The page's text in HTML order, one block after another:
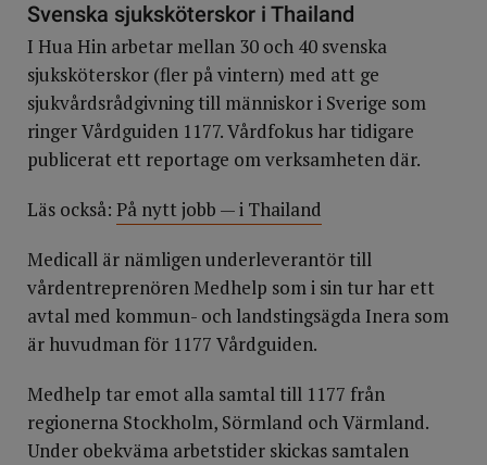
Svenska sjuksköterskor i Thailand
I Hua Hin arbetar mellan 30 och 40 svenska
sjuksköterskor (fler på vintern) med att ge
sjukvårdsrådgivning till människor i Sverige som
ringer Vårdguiden 1177. Vårdfokus har tidigare
publicerat ett reportage om verksamheten där.
Läs också: På nytt jobb — i Thailand
Medicall är nämligen underleverantör till
vårdentreprenören Medhelp som i sin tur har ett
avtal med kommun- och landstingsägda Inera som
är huvudman för 1177 Vårdguiden.
Medhelp tar emot alla samtal till 1177 från
regionerna Stockholm, Sörmland och Värmland.
Under obekväma arbetstider skickas samtalen